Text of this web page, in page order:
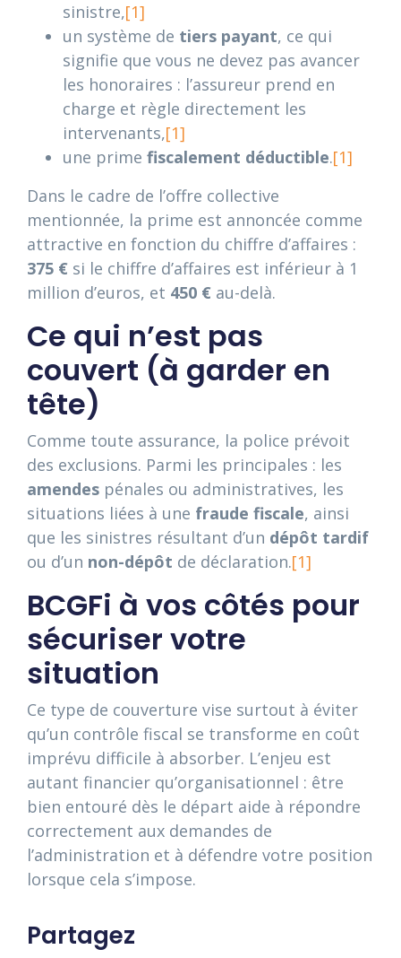
sinistre,[1]
un système de tiers payant, ce qui
signifie que vous ne devez pas avancer
les honoraires : l’assureur prend en
charge et règle directement les
intervenants,[1]
une prime fiscalement déductible.[1]
Dans le cadre de l’offre collective
mentionnée, la prime est annoncée comme
attractive en fonction du chiffre d’affaires :
375 € si le chiffre d’affaires est inférieur à 1
million d’euros, et 450 € au-delà.
Ce qui n’est pas
couvert (à garder en
tête)
Comme toute assurance, la police prévoit
des exclusions. Parmi les principales : les
amendes pénales ou administratives, les
situations liées à une fraude fiscale, ainsi
que les sinistres résultant d’un dépôt tardif
ou d’un non-dépôt de déclaration.[1]
BCGFi à vos côtés pour
sécuriser votre
situation
Ce type de couverture vise surtout à éviter
qu’un contrôle fiscal se transforme en coût
imprévu difficile à absorber. L’enjeu est
autant financier qu’organisationnel : être
bien entouré dès le départ aide à répondre
correctement aux demandes de
l’administration et à défendre votre position
lorsque cela s’impose.
Partagez